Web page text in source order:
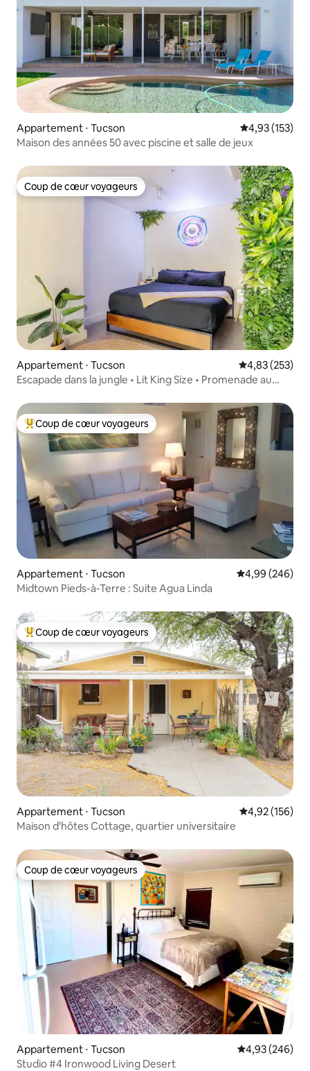
Appartement ⋅ Tucson Évaluation
4,93 (153)
Maison des années 50 avec piscine et salle de jeux
Coup de cœur voyageurs
Coup de cœur voyageurs
Appartement ⋅ Tucson Évaluation
4,83 (253)
Escapade dans la jungle • Lit King Size • Promenade au
Coups de cœur voyageurs les plus appréciés
Coup de cœur voyageurs
Appartement ⋅ Tucson Évaluation
4,99 (246)
Midtown Pieds-à-Terre : Suite Agua Linda
Coups de cœur voyageurs les plus appréciés
Coup de cœur voyageurs
Appartement ⋅ Tucson Évaluation
4,92 (156)
Maison d'hôtes Cottage, quartier universitaire
Coup de cœur voyageurs
Coup de cœur voyageurs
Appartement ⋅ Tucson Évaluation
4,93 (246)
Studio #4 Ironwood Living Desert